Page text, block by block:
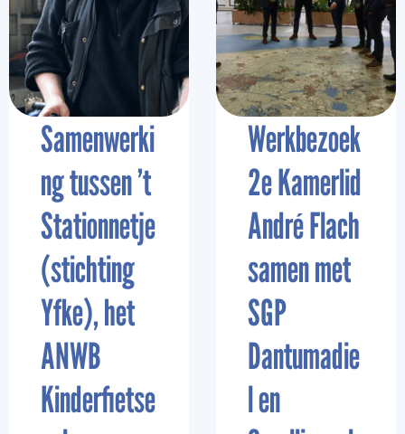
Samenwerki
ng tussen ’t
Stationnetje
(stichting
Yfke), het
ANWB
Kinderfietse
Werkbezoek
2e Kamerlid
André Flach
samen met
SGP
Dantumadie
l en